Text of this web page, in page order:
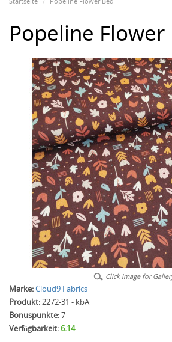
Popeline Flower
Click image for
Marke:Cloud9 Fabrics
Produkt:2272-31 - kbA
Bonuspunkte:7
Verfügbarkeit:6.14